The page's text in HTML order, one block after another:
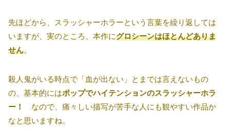
先ほどから、スラッシャーホラーという言葉を繰り返しては
いますが、実のところ、本作にグロシーンはほとんどありま
せん。
殺人鬼がいる時点で「血が出ない」とまでは言えないもの
の、基本的にはポップでハイテンションのスラッシャーホラ
ー！
なので、痛々しい描写が苦手な人にも観やすい作品か
なと思いますね。